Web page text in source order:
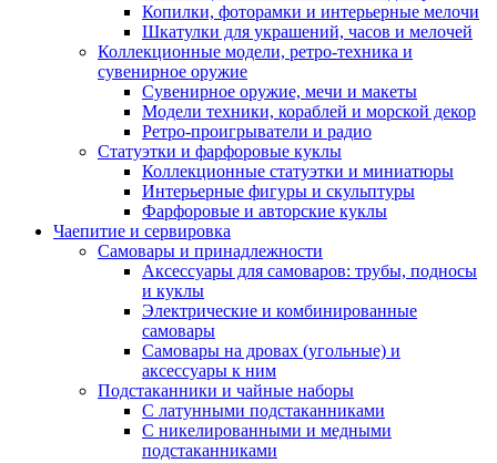
Копилки, фоторамки и интерьерные мелочи
Шкатулки для украшений, часов и мелочей
Коллекционные модели, ретро-техника и
сувенирное оружие
Сувенирное оружие, мечи и макеты
Модели техники, кораблей и морской декор
Ретро-проигрыватели и радио
Статуэтки и фарфоровые куклы
Коллекционные статуэтки и миниатюры
Интерьерные фигуры и скульптуры
Фарфоровые и авторские куклы
Чаепитие и сервировка
Самовары и принадлежности
Аксессуары для самоваров: трубы, подносы
и куклы
Электрические и комбинированные
самовары
Самовары на дровах (угольные) и
аксессуары к ним
Подстаканники и чайные наборы
С латунными подстаканниками
С никелированными и медными
подстаканниками